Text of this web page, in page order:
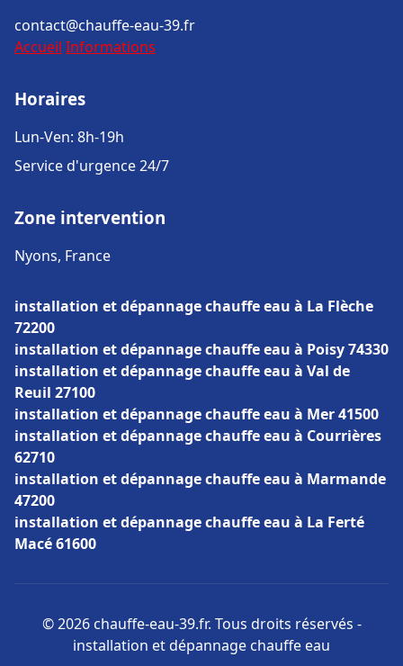
contact@chauffe-eau-39.fr
Accueil Informations
Horaires
Lun-Ven: 8h-19h
Service d'urgence 24/7
Zone intervention
Nyons, France
installation et dépannage chauffe eau à La Flèche
72200
installation et dépannage chauffe eau à Poisy 74330
installation et dépannage chauffe eau à Val de
Reuil 27100
installation et dépannage chauffe eau à Mer 41500
installation et dépannage chauffe eau à Courrières
62710
installation et dépannage chauffe eau à Marmande
47200
installation et dépannage chauffe eau à La Ferté
Macé 61600
© 2026 chauffe-eau-39.fr. Tous droits réservés -
installation et dépannage chauffe eau